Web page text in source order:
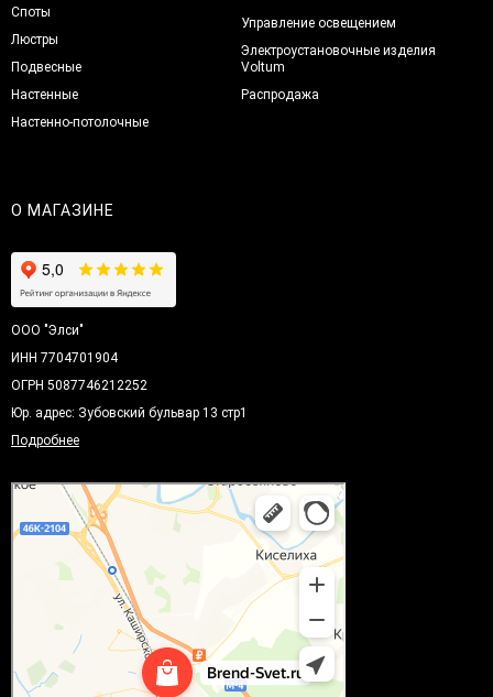
Споты
Люстры
Подвесные
Настенные
Настенно-потолочные
Управление освещением
Электроустановочные изделия
Voltum
Распродажа
О МАГАЗИНЕ
ООО "Элси"
ИНН 7704701904
ОГРН 5087746212252
Юр. адрес: Зубовский бульвар 13 стр1
Подробнее